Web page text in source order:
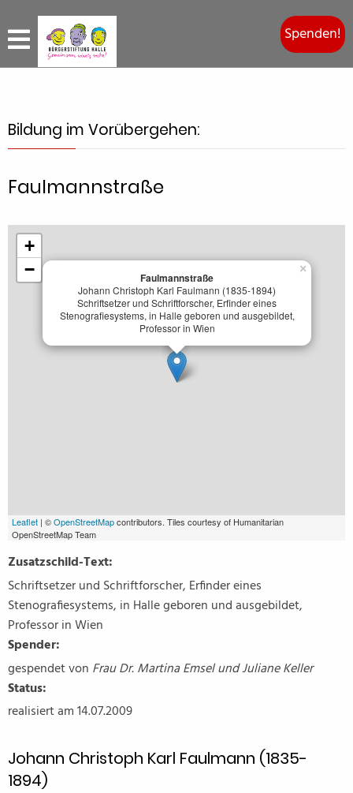
Spenden!
Bildung im Vorübergehen:
Faulmannstraße
Faulmannstraße
Johann Christoph Karl Faulmann (1835-1894)
Schriftsetzer und Schriftforscher, Erfinder eines
Stenografiesystems, in Halle geboren und ausgebildet,
Professor in Wien
×
+
−
Leaflet | ©OpenStreetMapcontributors. Tiles courtesy of Humanitarian
OpenStreetMap Team
Zusatzschild-Text:
Schriftsetzer und Schriftforscher, Erfinder eines
Stenografiesystems, in Halle geboren und ausgebildet,
Professor in Wien
Spender:
gespendet von Frau Dr. Martina Emsel und Juliane Keller
Status:
realisiert am 14.07.2009
Johann Christoph Karl Faulmann (1835-
1894)